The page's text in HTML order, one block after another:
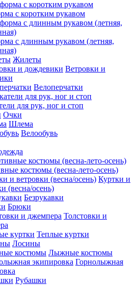
с коротким рукавом
с длинным рукавом (летняя,
Жилеты
Ветровки и
Велоперчатки
для рук, ног и стоп
Очки
Шлема
Велообувь
костюмы (весна-лето-осень)
Куртки и
(весна/осень)
Безрукавки
Брюки
Толстовки и
Теплые куртки
Лосины
Лыжные костюмы
Горнолыжная
Рубашки